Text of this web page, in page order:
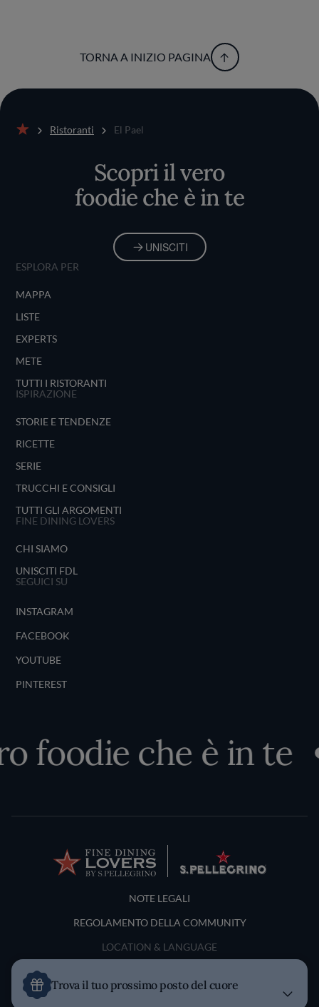
TORNA A INIZIO PAGINA
Ristoranti El Pael
Scopri il vero
foodie che è in te
UNISCITI
ESPLORA PER
MAPPA
LISTE
EXPERTS
METE
TUTTI I RISTORANTI
ISPIRAZIONE
STORIE E TENDENZE
RICETTE
SERIE
TRUCCHI E CONSIGLI
TUTTI GLI ARGOMENTI
FINE DINING LOVERS
CHI SIAMO
UNISCITI FDL
SEGUICI SU
INSTAGRAM
FACEBOOK
YOUTUBE
PINTEREST
foodie che è in te
Terms and Conditions
NOTE LEGALI
REGOLAMENTO DELLA COMMUNITY
LOCATION & LANGUAGE
Trova il tuo prossimo posto del cuore